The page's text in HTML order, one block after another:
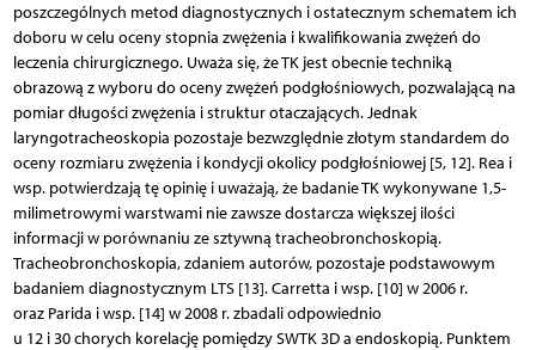
poszczególnych metod diagnostycznych i ostatecznym schematem ich
doboru w celu oceny stopnia zwężenia i kwalifikowania zwężeń do
leczenia chirurgicznego. Uważa się, że TK jest obecnie techniką
obrazową z wyboru do oceny zwężeń podgłośniowych, pozwalającą na
pomiar długości zwężenia i struktur otaczających. Jednak
laryngotracheoskopia pozostaje bezwzględnie złotym standardem do
oceny rozmiaru zwężenia i kondycji okolicy podgłośniowej [5, 12]. Rea i
wsp. potwierdzają tę opinię i uważają, że badanie TK wykonywane 1,5-
milimetrowymi warstwami nie zawsze dostarcza większej ilości
informacji w porównaniu ze sztywną tracheobronchoskopią.
Tracheobronchoskopia, zdaniem autorów, pozostaje podstawowym
badaniem diagnostycznym LTS [13]. Carretta i wsp. [10] w 2006 r.
oraz Parida i wsp. [14] w 2008 r. zbadali odpowiednio
u 12 i 30 chorych korelację pomiędzy SWTK 3D a endoskopią. Punktem